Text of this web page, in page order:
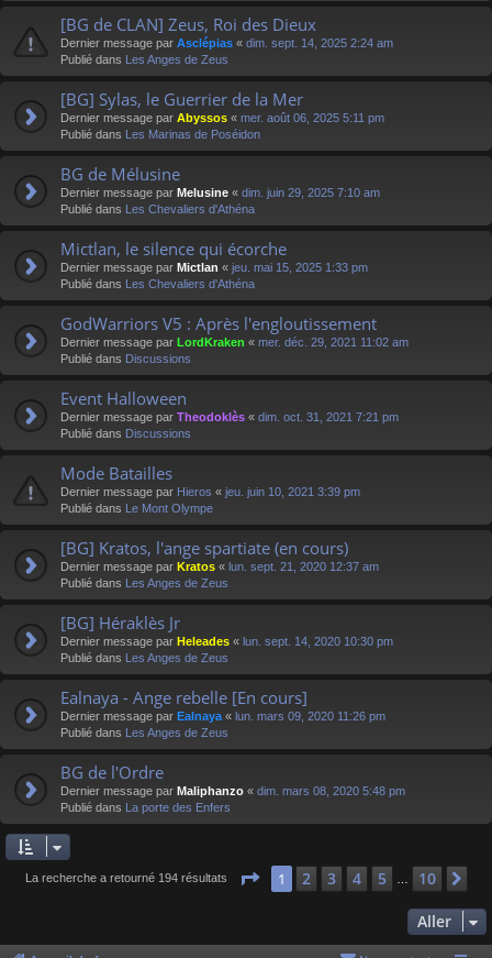
[BG de CLAN] Zeus, Roi des Dieux
Dernier message par Asclépias « dim. sept. 14, 2025 2:24 am
Publié dans Les Anges de Zeus
[BG] Sylas, le Guerrier de la Mer
Dernier message par Abyssos « mer. août 06, 2025 5:11 pm
Publié dans Les Marinas de Poséidon
BG de Mélusine
Dernier message par Melusine « dim. juin 29, 2025 7:10 am
Publié dans Les Chevaliers d'Athéna
Mictlan, le silence qui écorche
Dernier message par Mictlan « jeu. mai 15, 2025 1:33 pm
Publié dans Les Chevaliers d'Athéna
GodWarriors V5 : Après l'engloutissement
Dernier message par LordKraken « mer. déc. 29, 2021 11:02 am
Publié dans Discussions
Event Halloween
Dernier message par Theodoklès « dim. oct. 31, 2021 7:21 pm
Publié dans Discussions
Mode Batailles
Dernier message par Hieros « jeu. juin 10, 2021 3:39 pm
Publié dans Le Mont Olympe
[BG] Kratos, l'ange spartiate (en cours)
Dernier message par Kratos « lun. sept. 21, 2020 12:37 am
Publié dans Les Anges de Zeus
[BG] Héraklès Jr
Dernier message par Heleades « lun. sept. 14, 2020 10:30 pm
Publié dans Les Anges de Zeus
Ealnaya - Ange rebelle [En cours]
Dernier message par Ealnaya « lun. mars 09, 2020 11:26 pm
Publié dans Les Anges de Zeus
BG de l'Ordre
Dernier message par Maliphanzo « dim. mars 08, 2020 5:48 pm
Publié dans La porte des Enfers
La recherche a retourné 194 résultats Page 1sur 10
1 2 3 4 5 10
Aller